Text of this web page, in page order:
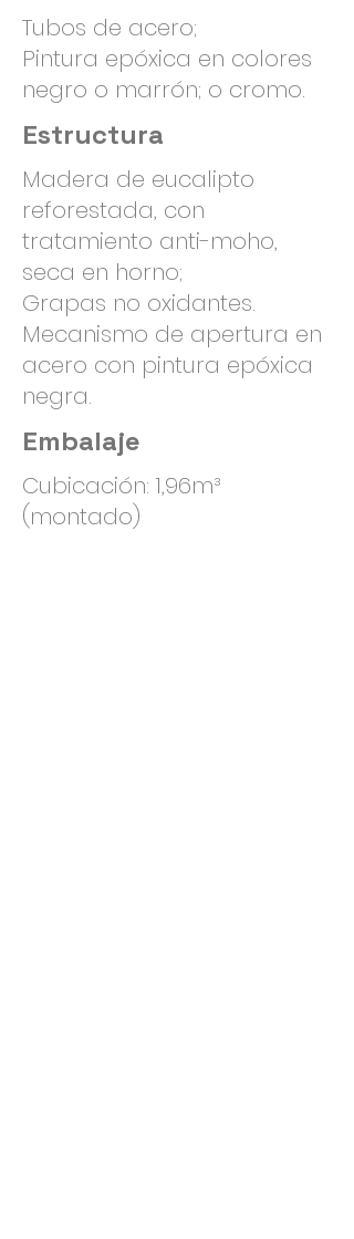
Tubos de acero;
Pintura epóxica en colores
negro o marrón; o cromo.
Estructura
Madera de eucalipto
reforestada, con
tratamiento anti-moho,
seca en horno;
Grapas no oxidantes.
Mecanismo de apertura en
acero con pintura epóxica
negra.
Embalaje
Cubicación: 1,96m³
(montado)